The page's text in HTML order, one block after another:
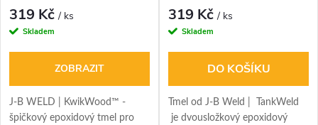
319 Kč/ ks
Skladem
ZOBRAZIT
J-B WELD | KwikWood™ -
špičkový epoxidový tmel pro
319 Kč/ ks
Skladem
DO KOŠÍKU
Tmel od J-B Weld | TankWeld
je dvousložkový epoxidový